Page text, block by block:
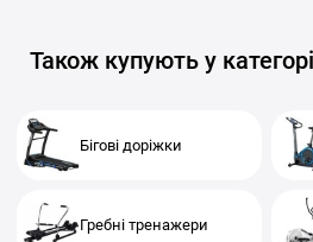
Також купують у
Бігові доріжки
Гребні тренажери